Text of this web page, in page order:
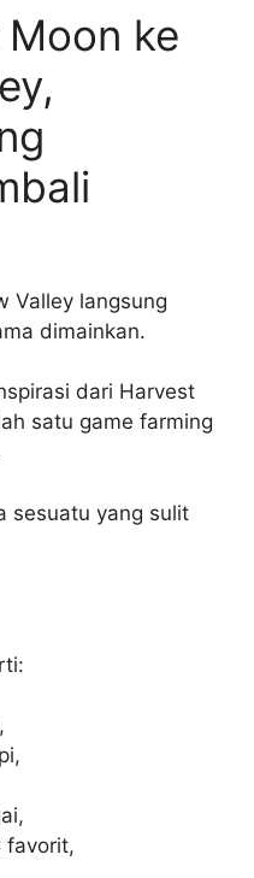
ke
Valley langsung
dimainkan.
dari Harvest
satu game farming
sesuatu yang sulit
favorit,